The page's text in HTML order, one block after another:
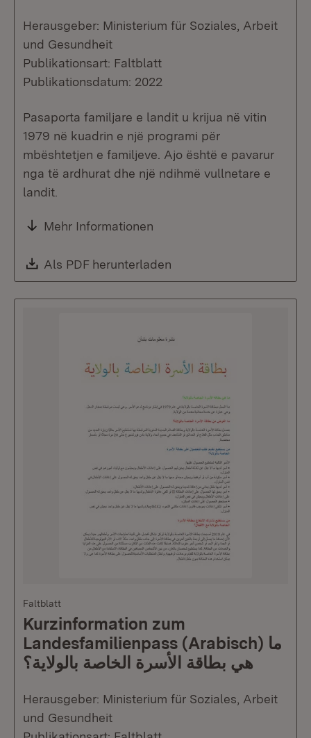
Herausgeber: Ministerium für Soziales, Arbeit
und Gesundheit
Publikationsart: Faltblatt
Publikationsdatum: 2022
Pasaporta familjare e landit u krijua në vitin
1979 në kuadrin e një programi për
mbështetjen e familjeve. Ajo është e pavarur
nga të ardhurat dhe një ndihmë vullnetare e
landit.
Mehr Informationen
Download:
Als PDF herunterladen
Faltblatt
Kurzinformation zum
Landesfamilienpass (Arabisch) ما
هي بطاقة الأسرة الخاصة بالولاية؟
Herausgeber: Ministerium für Soziales, Arbeit
und Gesundheit